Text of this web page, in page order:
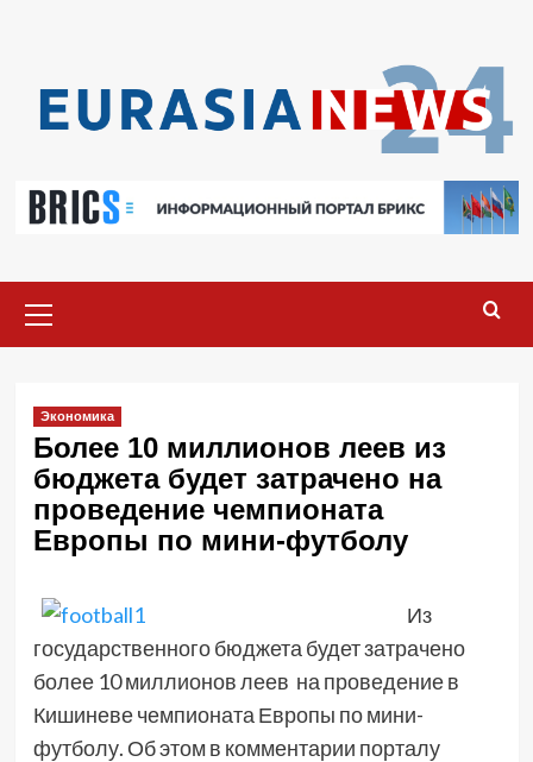
меню
Экономика
Более 10 миллионов леев из
бюджета будет затрачено на
проведение чемпионата
Европы по мини-футболу
Из
государственного бюджета будет затрачено
более 10 миллионов леев на проведение в
Кишиневе чемпионата Европы по мини-
футболу. Об этом в комментарии порталу